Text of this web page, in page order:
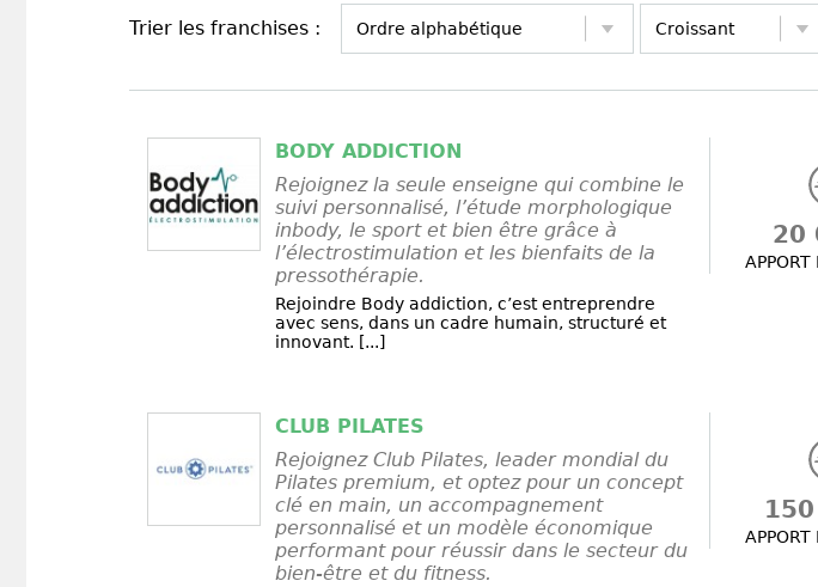
Trier les franchises :
BODY ADDICTION
Rejoignez la seule enseigne qui combine le
suivi personnalisé, l’étude morphologique
inbody, le sport et bien être grâce à
l’électrostimulation et les bienfaits de la
pressothérapie.
Rejoindre Body addiction, c’est entreprendre
avec sens, dans un cadre humain, structuré et
innovant. [...]
20
APPORT
CLUB PILATES
Rejoignez Club Pilates, leader mondial du
Pilates premium, et optez pour un concept
clé en main, un accompagnement
personnalisé et un modèle économique
performant pour réussir dans le secteur du
bien-être et du fitness.
APPORT